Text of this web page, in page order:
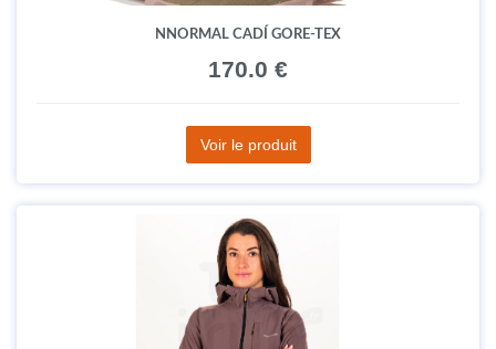
NNORMAL CADÍ GORE-TEX
170.0 €
Voir le produit